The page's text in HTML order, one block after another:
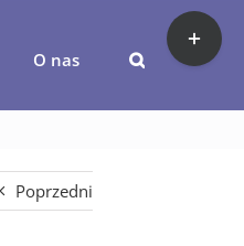
O nas
Poprzedni
Toggle
Sliding
Bar